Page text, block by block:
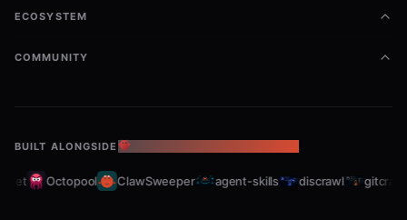
根据用户的自然语言，参考
对“分析 / 估值 / 基本面 / 趋势 / 风险”等请求自
对“交易观察 / 技术分析 / 均线 / 动量 / RSI /
KDJ / 布林线 / MACD”等请求需要进行moe因
ECOSYSTEM
COMMUNITY
BUILT ALONGSIDE THE OPENCLAW ECOSYSTEM
Octopool ClawSweeper agent-skills discrawl gitcrawl